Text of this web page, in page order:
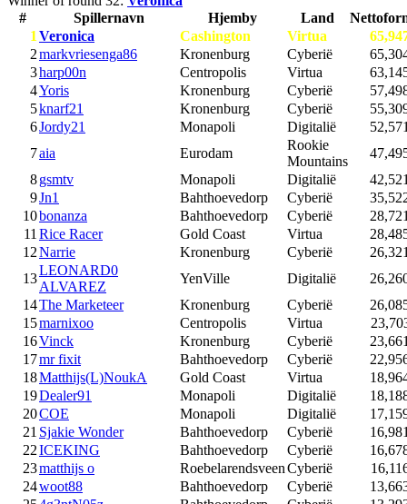
#
Spillernavn Hjemby Land
1Veronica Cashington Virtua
2markvriesenga86 Kronenburg Cyberië
3harp00n Centropolis Virtua
4Yoris Kronenburg Cyberië
5knarf21 Kronenburg Cyberië
6Jordy21 Monapoli Digitalië
7aia Eurodam
Rookie
Mountains
8gsmtv Monapoli Digitalië
9Jn1 Bahthoevedorp Cyberië
10bonanza Bahthoevedorp Cyberië
11Rice Racer Gold Coast Virtua
12Narrie Kronenburg Cyberië
13
LEONARD0
ALVAREZ
YenVille Digitalië
14The Marketeer Kronenburg Cyberië
15marnixoo Centropolis Virtua
16Vinck Kronenburg Cyberië
17mr fixit Bahthoevedorp Cyberië
18Matthijs(L)NoukA Gold Coast Virtua
19Dealer91 Monapoli Digitalië
20COE Monapoli Digitalië
21 Sjakie Wonder Bahthoevedorp Cyberië
22ICEKING Bahthoevedorp Cyberië
23matthijs o RoebelarendsveenCyberië
24woot88 Bahthoevedorp Cyberië